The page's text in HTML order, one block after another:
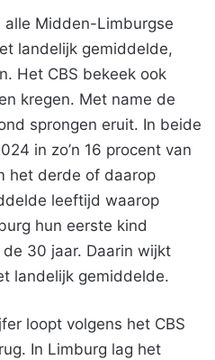
Midden-Limburgse
landelijk gemiddelde,
Het CBS bekeek ook
kregen. Met name de
sprongen eruit. In beide
in zo’n 16 procent van
het derde of daarop
leeftijd waarop
hun eerste kind
30 jaar. Daarin wijkt
landelijk gemiddelde.
loopt volgens het CBS
In Limburg lag het